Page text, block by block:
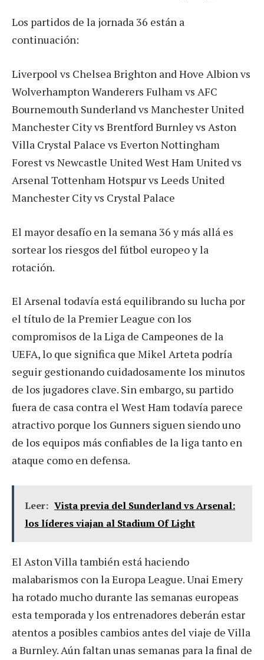
Los partidos de la jornada 36 están a
continuación:
Liverpool vs Chelsea Brighton and Hove Albion vs
Wolverhampton Wanderers Fulham vs AFC
Bournemouth Sunderland vs Manchester United
Manchester City vs Brentford Burnley vs Aston
Villa Crystal Palace vs Everton Nottingham
Forest vs Newcastle United West Ham United vs
Arsenal Tottenham Hotspur vs Leeds United
Manchester City vs Crystal Palace
El mayor desafío en la semana 36 y más allá es
sortear los riesgos del fútbol europeo y la
rotación.
El Arsenal todavía está equilibrando su lucha por
el título de la Premier League con los
compromisos de la Liga de Campeones de la
UEFA, lo que significa que Mikel Arteta podría
seguir gestionando cuidadosamente los minutos
de los jugadores clave. Sin embargo, su partido
fuera de casa contra el West Ham todavía parece
atractivo porque los Gunners siguen siendo uno
de los equipos más confiables de la liga tanto en
ataque como en defensa.
Leer: Vista previa del Sunderland vs Arsenal:
los líderes viajan al Stadium Of Light
El Aston Villa también está haciendo
malabarismos con la Europa League. Unai Emery
ha rotado mucho durante las semanas europeas
esta temporada y los entrenadores deberán estar
atentos a posibles cambios antes del viaje de Villa
a Burnley. Aún faltan unas semanas para la final de